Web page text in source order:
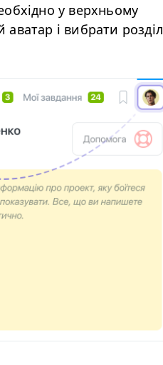
у верхньому
і вибрати розділ